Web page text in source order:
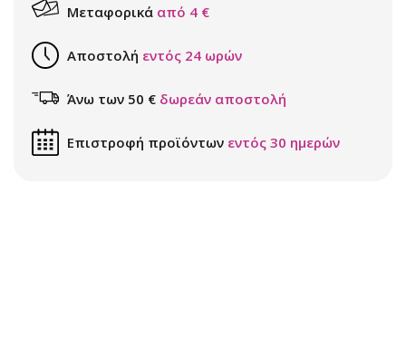
Μεταφορικά από 4 €
Αποστολή εντός 24 ωρών
Άνω των 50 € δωρεάν αποστολή
Επιστροφή προϊόντων εντός 30 ημερών